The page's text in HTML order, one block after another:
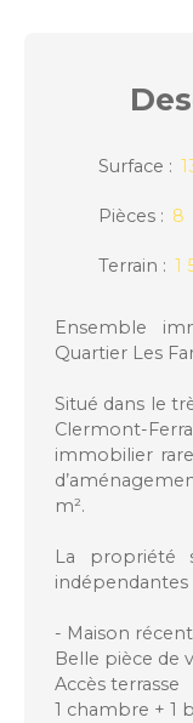
Surface :
Pièces : 8
Terrain : 1
Ensemble
Quartier Les
Situé dans le
Clermont-
immobilier
m².
La propriété
indépendantes
- Maison
Belle pièce de
Accès terrasse
1 chambre + 1